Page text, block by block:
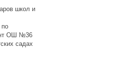
школ и
ОШ №36
садах